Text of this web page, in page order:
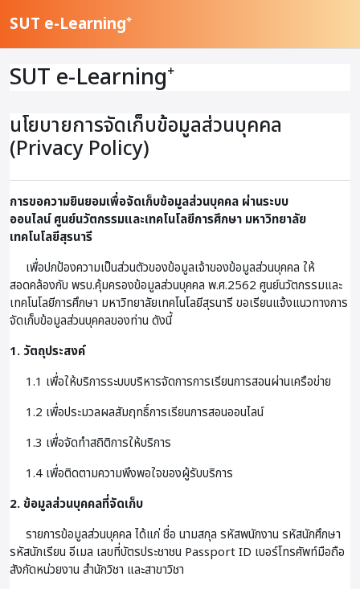
SUT e-Learning⁺
SUT e-Learning⁺
นโยบายการจัดเก็บข้อมูลส่วนบุคคล
(Privacy Policy)
การขอความยินยอมเพื่อจัดเก็บข้อมูลส่วนบุคคล ผ่านระบบ
ออนไลน์ศูนย์นวัตกรรมและเทคโนโลยีการศึกษา มหาวิทยาลัย
เทคโนโลยีสุรนารี
เพื่อปกป้องความเป็นส่วนตัวของข้อมูลเจ้าของข้อมูลส่วนบุคคล ให้
สอดคล้องกับ พรบ.คุ้มครองข้อมูลส่วนบุคคล พ.ศ.2562 ศูนย์นวัตกรรมและ
เทคโนโลยีการศึกษา มหาวิทยาลัยเทคโนโลยีสุรนารี ขอเรียนแจ้งแนวทางการ
จัดเก็บข้อมูลส่วนบุคคลของท่าน ดังนี้
1. วัตถุประสงค์
1.1 เพื่อให้บริการระบบบริหารจัดการการเรียนการสอนผ่านเครือข่าย
1.2 เพื่อประมวลผลสัมฤทธิ์การเรียนการสอนออนไลน์
1.3 เพื่อจัดทำสถิติการให้บริการ
1.4 เพื่อติดตามความพึงพอใจของผู้รับบริการ
2. ข้อมูลส่วนบุคคลที่จัดเก็บ
รายการข้อมูลส่วนบุคคล ได้แก่ ชื่อ นามสกุล รหัสพนักงาน รหัสนักศึกษา
รหัสนักเรียน อีเมล เลขที่บัตรประชาชน Passport ID เบอร์โทรศัพท์มือถือ
สังกัดหน่วยงาน สำนักวิชา และสาขาวิชา